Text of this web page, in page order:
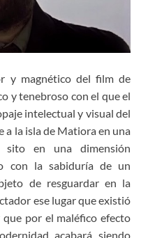
y magnético del film de
y tenebroso con el que el
intelectual y visual del
la isla de Matiora en una
sito en una dimensión
con la sabiduría de un
de resguardar en la
ese lugar que existió
por el maléfico efecto
acabará siendo